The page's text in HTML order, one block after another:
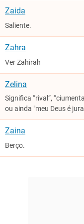
Zaida
Saliente.
Zahra
Ver Zahirah
Zelina
Significa “rival”,
ou ainda "meu Deus é
Zaina
Berço.